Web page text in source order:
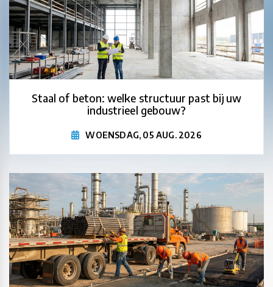
Staal of beton: welke structuur past bij uw
industrieel gebouw?
WOENSDAG, 05 AUG. 2026